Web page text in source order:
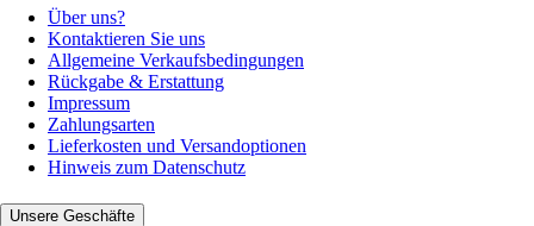
Über uns?
Kontaktieren Sie uns
Allgemeine Verkaufsbedingungen
Rückgabe & Erstattung
Impressum
Zahlungsarten
Lieferkosten und Versandoptionen
Hinweis zum Datenschutz
Unsere Geschäfte